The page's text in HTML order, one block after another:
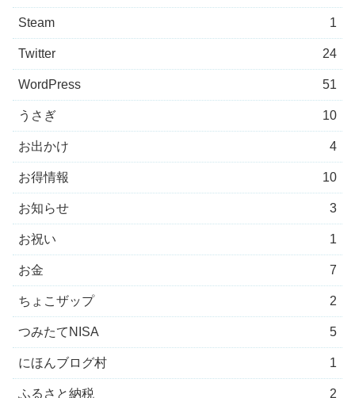
Steam 1
Twitter 24
WordPress 51
うさぎ 10
お出かけ 4
お得情報 10
お知らせ 3
お祝い 1
お金 7
ちょこザップ 2
つみたてNISA 5
にほんブログ村 1
ふるさと納税 2